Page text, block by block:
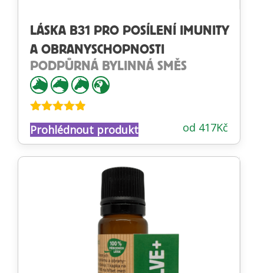
LÁSKA B31 PRO POSÍLENÍ IMUNITY
A OBRANYSCHOPNOSTI
PODPŮRNÁ BYLINNÁ SMĚS
Hodnocení
4.78z 5 od 417Kč
Prohlédnout produkt